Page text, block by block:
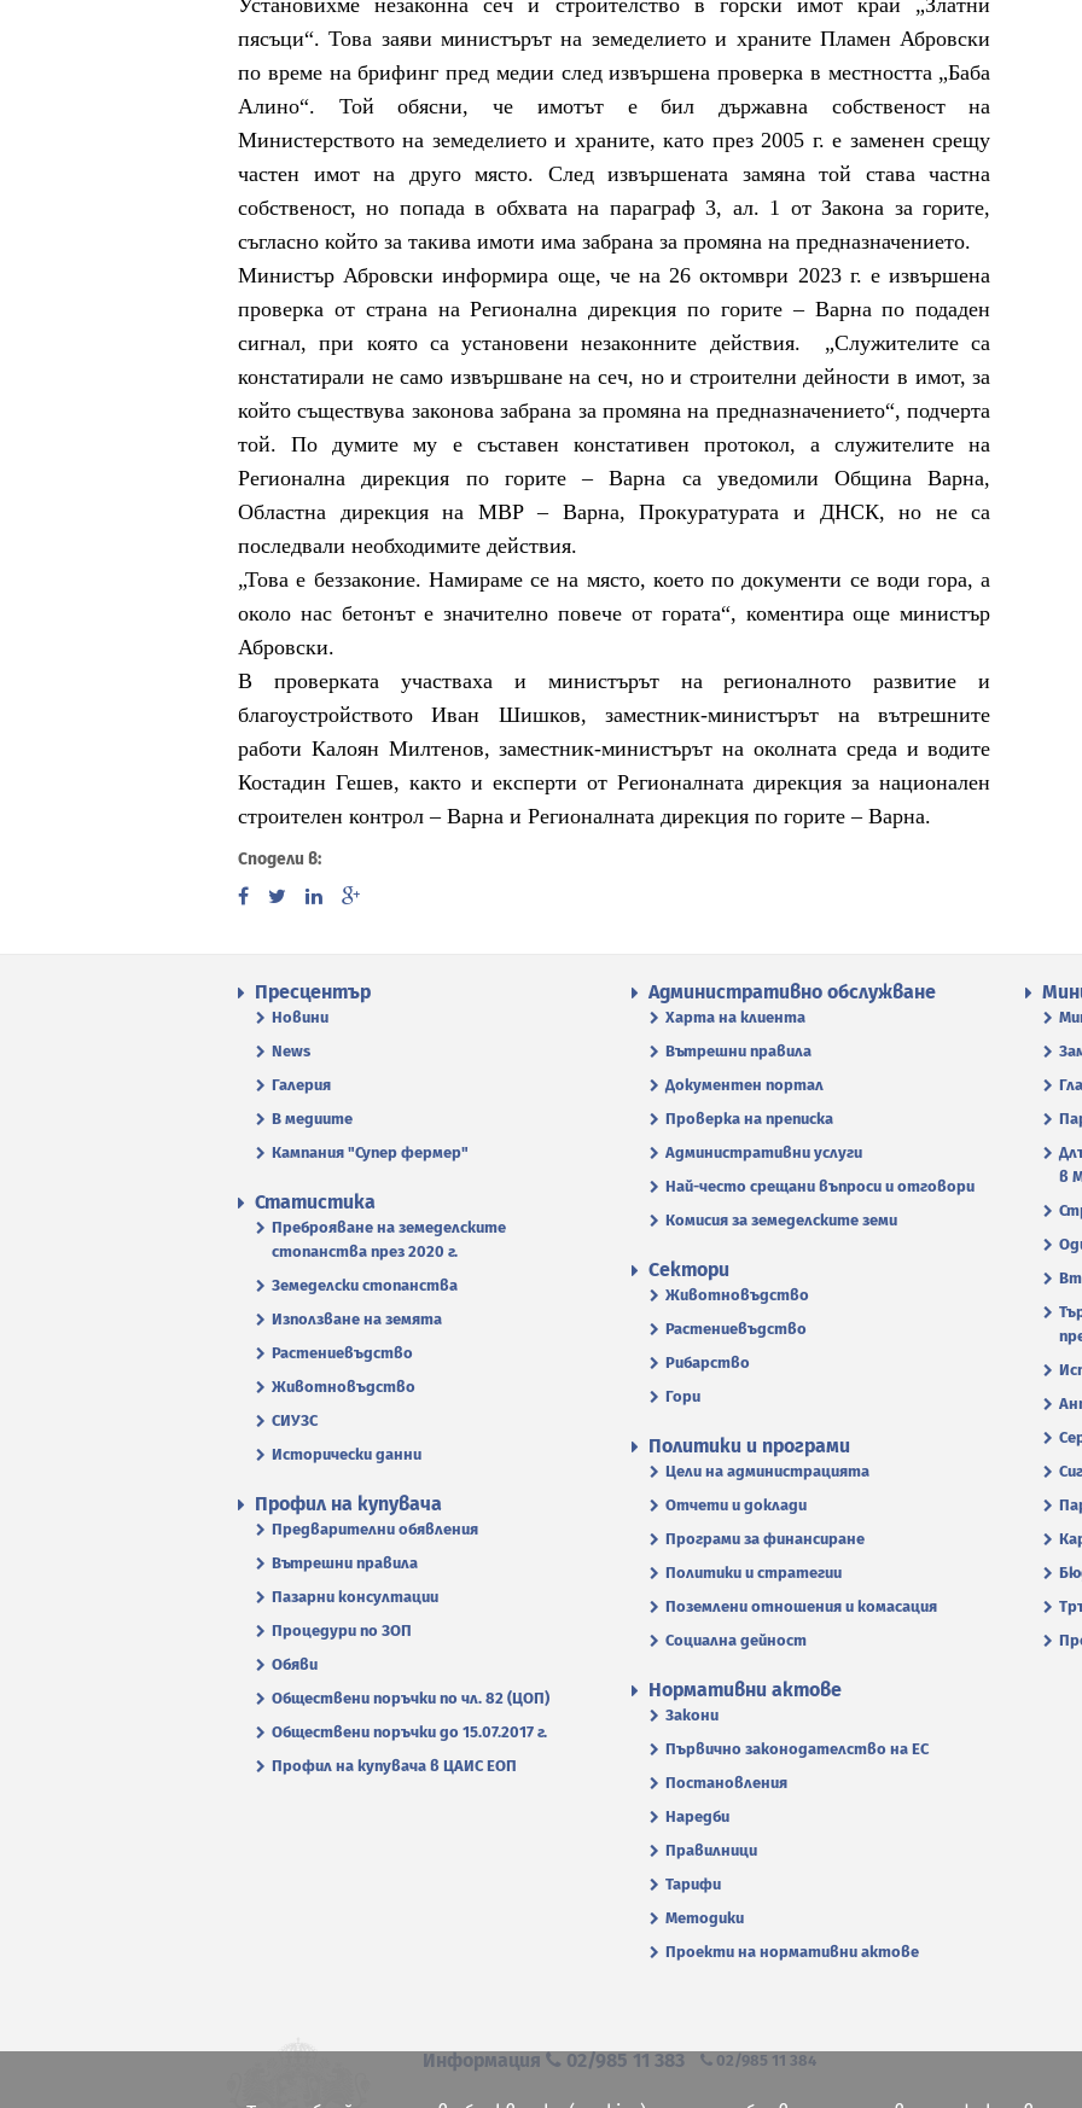
Установихме незаконна сеч и строителство в горски имот край „Златни
пясъци“. Това заяви министърът на земеделието и храните Пламен Абровски
по време на брифинг пред медии след извършена проверка в местността „Баба
Алино“. Той обясни, че имотът е бил държавна собственост на
Министерството на земеделието и храните, като през 2005 г. е заменен срещу
частен имот на друго място. След извършената замяна той става частна
собственост, но попада в обхвата на параграф 3, ал. 1 от Закона за горите,
съгласно който за такива имоти има забрана за промяна на предназначението.
Министър Абровски информира още, че на 26 октомври 2023 г. е извършена
проверка от страна на Регионална дирекция по горите – Варна по подаден
сигнал, при която са установени незаконните действия. „Служителите са
констатирали не само извършване на сеч, но и строителни дейности в имот, за
който съществува законова забрана за промяна на предназначението“, подчерта
той. По думите му е съставен констативен протокол, а служителите на
Регионална дирекция по горите – Варна са уведомили Община Варна,
Областна дирекция на МВР – Варна, Прокуратурата и ДНСК, но не са
последвали необходимите действия.
„Това е беззаконие. Намираме се на място, което по документи се води гора, а
около нас бетонът е значително повече от гората“, коментира още министър
Абровски.
В проверката участваха и министърът на регионалното развитие и
благоустройството Иван Шишков, заместник-министърът на вътрешните
работи Калоян Милтенов, заместник-министърът на околната среда и водите
Костадин Гешев, както и експерти от Регионалната дирекция за национален
строителен контрол – Варна и Регионалната дирекция по горите – Варна.
Сподели в:
Пресцентър
Новини
News
Галерия
В медиите
Кампания "Супер фермер"
Административно обслужване
Харта на клиента
Вътрешни правила
Документен портал
Проверка на преписка
Административни услуги
Най-често срещани въпроси и отговори
Комисия за земеделските земи
в
Статистика
Преброяване на земеделските
стопанства през 2020 г.
Земеделски стопанства
Използване на земята
Растениевъдство
Животновъдство
СИУЗС
Исторически данни
Сектори
Животновъдство
Растениевъдство
Рибарство
Гори
Политики и програми
Цели на администрацията
Отчети и доклади
Програми за финансиране
Политики и стратегии
Поземлени отношения и комасация
Социална дейност
Профил на купувача
Предварителни обявления
Вътрешни правила
Пазарни консултации
Процедури по ЗОП
Обяви
Обществени поръчки по чл. 82 (ЦОП)
Обществени поръчки до 15.07.2017 г.
Профил на купувача в ЦАИС ЕОП
Нормативни актове
Закони
Първично законодателство на ЕС
Постановления
Наредби
Правилници
Тарифи
Методики
Проекти на нормативни актове
Информация 02/985 11 383 02/985 11 384